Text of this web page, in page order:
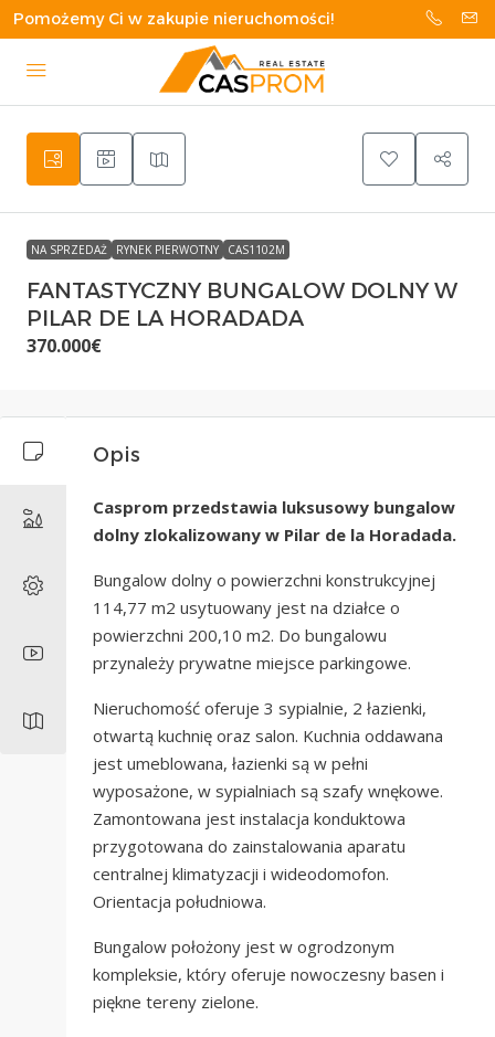
Pomożemy Ci w zakupie nieruchomości!
NA SPRZEDAŻ RYNEK PIERWOTNY CAS1102M
FANTASTYCZNY BUNGALOW DOLNY W
PILAR DE LA HORADADA
370.000€
Opis
Casprom przedstawia luksusowy bungalow
dolny zlokalizowany w Pilar de la Horadada.
Bungalow dolny o powierzchni konstrukcyjnej
114,77 m2 usytuowany jest na działce o
powierzchni 200,10 m2. Do bungalowu
przynależy prywatne miejsce parkingowe.
Nieruchomość oferuje 3 sypialnie, 2 łazienki,
otwartą kuchnię oraz salon. Kuchnia oddawana
jest umeblowana, łazienki są w pełni
wyposażone, w sypialniach są szafy wnękowe.
Zamontowana jest instalacja konduktowa
przygotowana do zainstalowania aparatu
centralnej klimatyzacji i wideodomofon.
Orientacja południowa.
Bungalow położony jest w ogrodzonym
kompleksie, który oferuje nowoczesny basen i
piękne tereny zielone.